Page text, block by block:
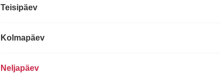
Teisipäev
Kolmapäev
Neljapäev